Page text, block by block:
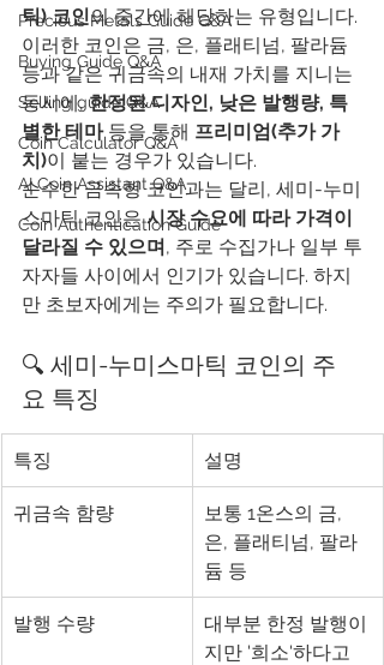
Precious Metals Guide Q&A
Buying Guide Q&A
Selling guide Q&A
Coin Calculator Q&A
AI Coin Assistant Q&A
Coin Authentication Guide
틱) 코인의 중간에 해당하는 유형입니다.
이러한 코인은 금, 은, 플래티넘, 팔라듐
등과 같은 귀금속의 내재 가치를 지니는
동시에, 한정된 디자인, 낮은 발행량, 특
별한 테마 등을 통해 프리미엄(추가 가
치)이 붙는 경우가 있습니다.
순수한 금속형 코인과는 달리, 세미-누미
스마틱 코인은 시장 수요에 따라 가격이
달라질 수 있으며, 주로 수집가나 일부 투
자자들 사이에서 인기가 있습니다. 하지
만 초보자에게는 주의가 필요합니다.
🔍 세미-누미스마틱 코인의 주
요 특징
특징 설명
귀금속 함량
보통 1온스의 금,
은, 플래티넘, 팔라
듐 등
발행 수량
대부분 한정 발행이
지만 '희소'하다고